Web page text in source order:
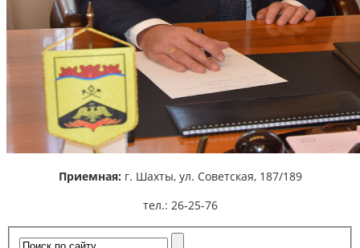
Приемная: г. Шахты, ул. Советская, 187/189
тел.: 26-25-76